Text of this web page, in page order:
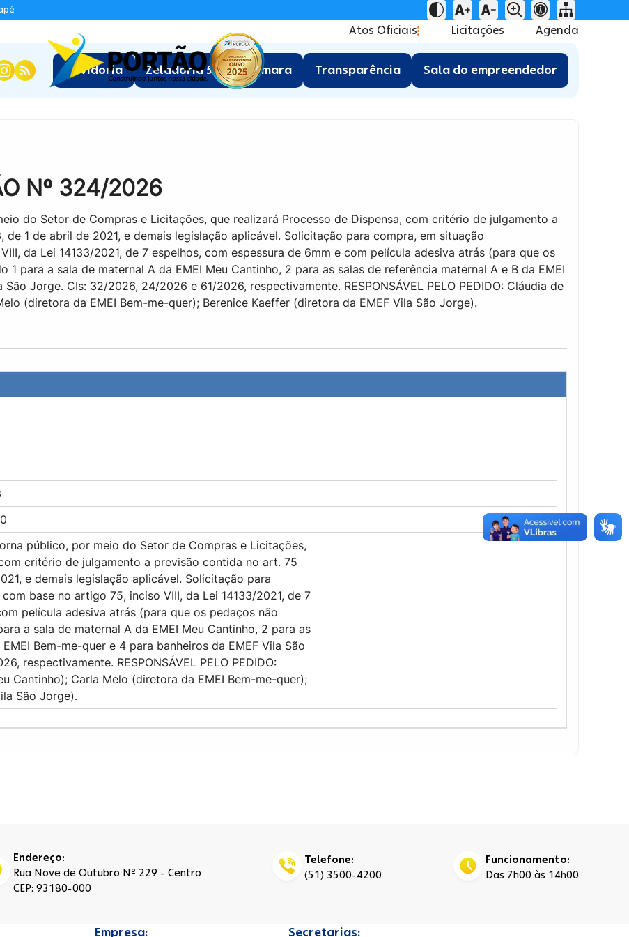
Atos Oficiais Licitações Agenda
Ouvidoria Zeladoria 5.0 Câmara Transparência Sala do empreendedor
Nº 324/2026
do Setor de Compras e Licitações, que realizará Processo de Dispensa, com critério de julgamento a
de 1 de abril de 2021, e demais legislação aplicável. Solicitação para compra, em situação
da Lei 14133/2021, de 7 espelhos, com espessura de 6mm e com película adesiva atrás (para que os
1 para a sala de maternal A da EMEI Meu Cantinho, 2 para as salas de referência maternal A e B da EMEI
Jorge. CIs: 32/2026, 24/2026 e 61/2026, respectivamente. RESPONSÁVEL PELO PEDIDO: Cláudia de
(diretora da EMEI Bem-me-quer); Berenice Kaeffer (diretora da EMEF Vila São Jorge).
público, por meio do Setor de Compras e Licitações,
critério de julgamento a previsão contida no art. 75
e demais legislação aplicável. Solicitação para
base no artigo 75, inciso VIII, da Lei 14133/2021, de 7
película adesiva atrás (para que os pedaços não
a sala de maternal A da EMEI Meu Cantinho, 2 para as
Bem-me-quer e 4 para banheiros da EMEF Vila São
respectivamente. RESPONSÁVEL PELO PEDIDO:
Cantinho); Carla Melo (diretora da EMEI Bem-me-quer);
São Jorge).
Endereço:
Rua Nove de Outubro Nº 229 - Centro
CEP: 93180-000
Telefone:
(51) 3500-4200
Funcionamento:
Das 7h00 às 14h00
Empresa: Secretarias: